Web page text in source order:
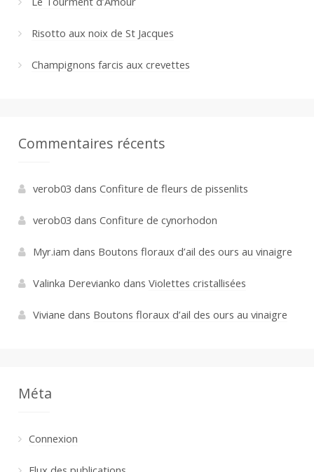
Risotto aux noix de St Jacques
Champignons farcis aux crevettes
Commentaires récents
verob03 dans Confiture de fleurs de pissenlits
verob03 dans Confiture de cynorhodon
Myr.iam dans Boutons floraux d’ail des ours au vinaigre
Valinka Derevianko dans Violettes cristallisées
Viviane dans Boutons floraux d’ail des ours au vinaigre
Méta
Connexion